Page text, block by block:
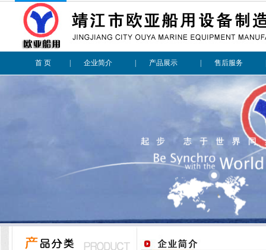
首 页 企业简介 产品展示 售后服务